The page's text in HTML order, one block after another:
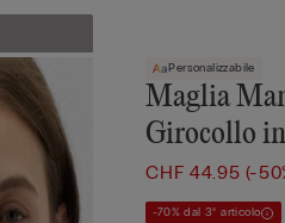
Personalizzabile
Maglia
Girocollo
CHF 44.95 (-
-70% dal 3° articolo